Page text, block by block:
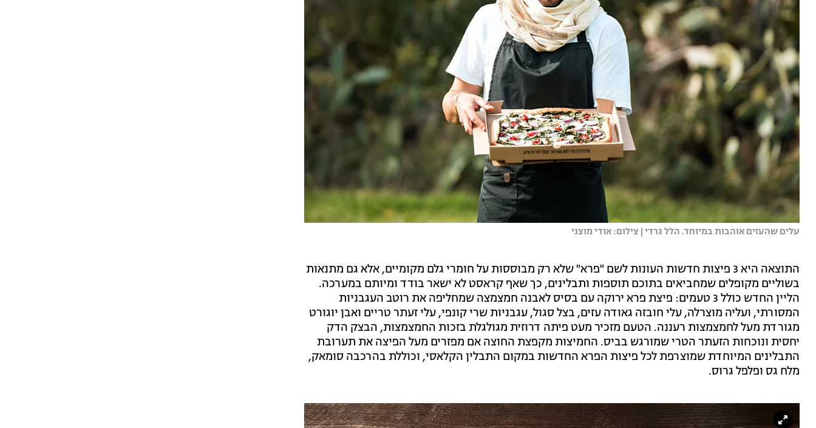
עלים שהעזים אוהבות במיוחד. הלל גרדי | צילום: אודי מוצני
התוצאה היא 3 פיצות חדשות העונות לשם "פרא" שלא רק מבוססות על חומרי גלם מקומיים, אלא גם מתנאות
בשוליים מקופלים שמחביאים בתוכם תוספות ותבלינים, כך שאף קראסט לא ישאר בודד ומיותם במערכה.
הליין החדש כולל 3 טעמים: פיצת פרא ירוקה עם בסיס לאבנה חמצמצה שמחליפה את רוטב העגבניות
המסורתי, ועליה מוצרלה, עלי חובזה גאודה עזים, בצל סגול, עגבניות שרי קונפי, עלי זעתר טריים ואבן יוגורט
מגורדת מעל לחמצמצות רעננה. הטעם מזכיר מעט פיתה דרוזית מגולגלת בזכות החמצמצות, הבצק הדק
יחסית ונוכחות הזעתר הטרי שמורגש בביס. החמיצות מקפצת החוצה אם מפזרים מעל הפיצה את תערובת
התבלינים המיוחדת שמוצרפת לכל פיצות הפרא החדשות במקום התבלין הקלאסי, וכוללת בהרכבה סומאק,
מלח גס ופלפל גרוס.